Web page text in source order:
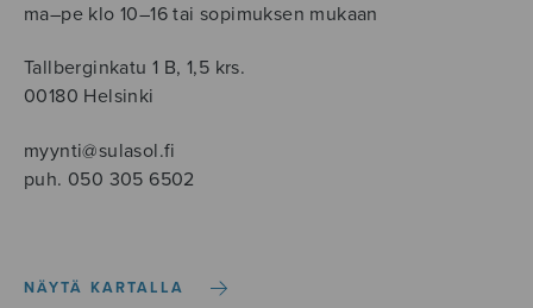
ma–pe klo 10–16 tai sopimuksen mukaan
Tallberginkatu 1 B, 1,5 krs.
00180 Helsinki
myynti@sulasol.fi
puh. 050 305 6502
NÄYTÄ KARTALLA